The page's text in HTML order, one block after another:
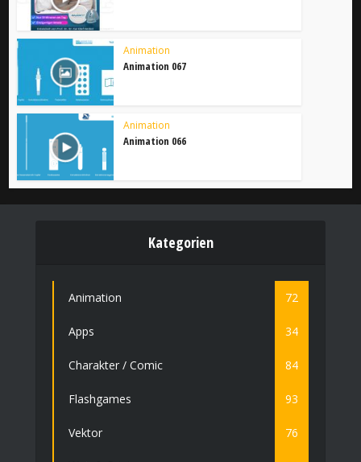
Animation
Animation 067
Animation
Animation 066
Kategorien
Animation 72
Apps 34
Charakter / Comic 84
Flashgames 93
Vektor 76